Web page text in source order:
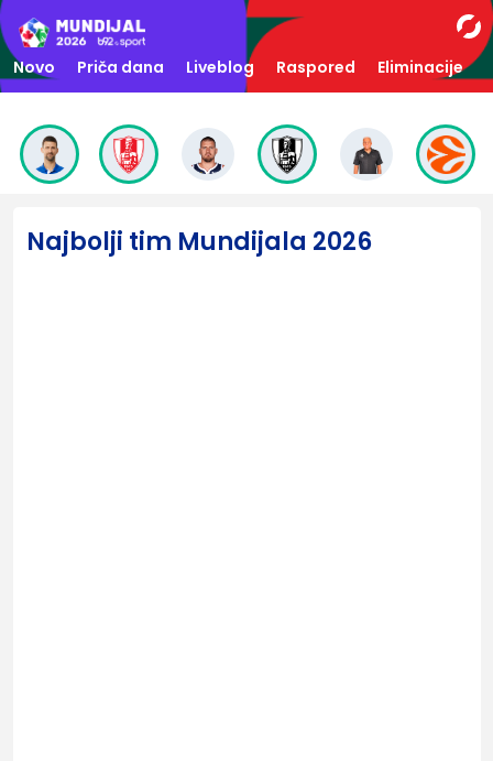
Novo Priča dana Liveblog Raspored Eliminacije
Najbolji tim Mundijala 2026